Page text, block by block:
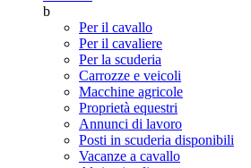
b
Per il cavallo
Per il cavaliere
Per la scuderia
Carrozze e veicoli
Macchine agricole
Proprietà equestri
Annunci di lavoro
Posti in scuderia disponibili
Vacanze a cavallo